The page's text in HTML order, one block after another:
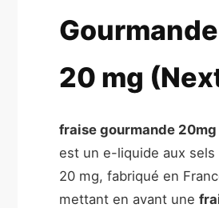
20 mg
fraise gourmande
est un e-liquide aux sels
20 mg, fabriqué en
mettant en avant une